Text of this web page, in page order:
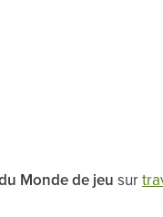
Monde de jeu sur